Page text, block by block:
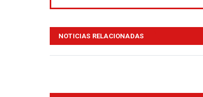
NOTICIAS RELACIONADAS